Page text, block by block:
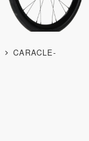
CARACLE-